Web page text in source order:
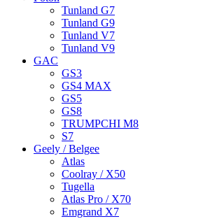
Tunland G7
Tunland G9
Tunland V7
Tunland V9
GAC
GS3
GS4 MAX
GS5
GS8
TRUMPCHI M8
S7
Geely / Belgee
Atlas
Coolray / X50
Tugella
Atlas Pro / X70
Emgrand X7